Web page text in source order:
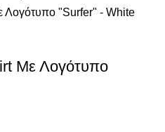
Με Λογότυπο